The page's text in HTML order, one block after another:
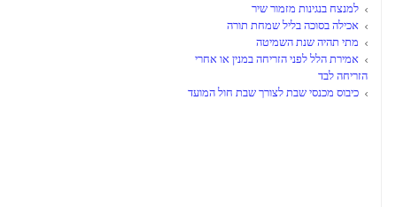
למנצח בנגינות מזמור שיר
אכילה בסוכה בליל שמחת תורה
מתי תהיה שנת השמיטה
אמירת הלל לפני הזריחה במנין או אחרי
הזריחה לבד
כיבוס מכנסי שבת לצורך שבת חול המועד